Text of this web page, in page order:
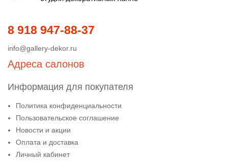
8 918 947-88-37
info@gallery-dekor.ru
Адреса салонов
Информация для покупателя
Политика конфиденциальности
Пользовательское соглашение
Новости и акции
Оплата и доставка
Личный кабинет